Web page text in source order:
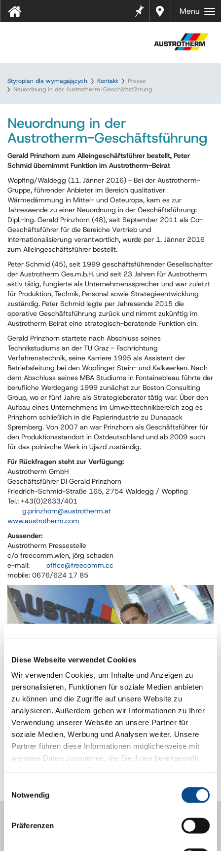
Diese Webseite verwendet Cookies
Wir verwenden Cookies, um Inhalte und Anzeigen zu
personalisieren, Funktionen für soziale Medien anbieten
zu können und die Zugriffe auf unsere Website zu
analysieren. Außerdem geben wir Informationen zu Ihrer
Verwendung unserer Website an unsere Partner für
soziale Medien, Werbung und Analysen weiter. Unsere
Partner führen diese Informationen möglicherweise mit
weiteren Daten zusammen, die Sie ihnen bereitgestellt
Notwendig
Präferenzen
Gdzie
kupić
Notes
Menu
Styropian dla wymagających Kontakt
Presse
Neuordnung in der Austrotherm-Geschäftsführung
Neuordnung in der
Austrotherm-Geschäftsführung
Gerald Prinzhorn zum Alleingeschäftsführer bestellt, Peter
Schmid übernimmt Funktion im Austrotherm-Beirat
Wopfing/Waldegg (11. Jänner 2016) - Bei der Austrotherm-
Gruppe, führender Anbieter im Bereich qualitativer
Wärmedämmung in Mittel- und Osteuropa, kam es zur
Jahreswende zu einer Neuordnung in der Geschäftsführung:
Dipl.-Ing. Gerald Prinzhorn (48), seit September 2011 als Co-
Geschäftsführer für die Bereiche Vertrieb und
Internationalisierung verantwortlich, wurde per 1. Jänner 2016
zum Alleingeschäftsführer bestellt.
Peter Schmid (45), seit 1999 geschäftsführender Gesellschafter
der Austrotherm Ges.m.b.H. und seit 23 Jahren für Austrotherm
aktiv tätig, fungierte als Unternehmenssprecher und war zuletzt
für Produktion, Technik, Personal sowie Strategieentwicklung
zuständig. Peter Schmid legte per Jahresende 2015 die
operative Geschäftsführung zurück und nimmt zukünftig im
Austrotherm Beirat eine strategisch-beratende Funktion ein.
Gerald Prinzhorn startete nach Abschluss seines
Technikstudiums an der TU Graz - Fachrichtung
Verfahrenstechnik, seine Karriere 1995 als Assistent der
Betriebsleitung bei den Wopfinger Stein- und Kalkwerken. Nach
dem Abschluss seines MBA Studiums in Fontainebleau führte der
berufliche Werdegang 1999 zunächst zur Boston Consulting
Group, wo er fünf Jahre als Strategieberater tätig war. Über den
Aufbau eines Unternehmens im Umwelttechnikbereich zog es
Prinzhorn schließlich in die Papierindustrie zu Dunapack
Spremberg. Von 2007 an war Prinzhorn als Geschäftsführer für
den Produktionsstandort in Ostdeutschland und ab 2009 auch
für das polnische Werk in Ujazd zuständig.
Für Rückfragen steht zur Verfügung:
Austrotherm GmbH
Geschäftsführer DI Gerald Prinzhorn
Friedrich-Schmid-Straße 165, 2754 Waldegg / Wopfing
Tel.: +43(0)2633/401
g.prinzhorn@austrotherm.at
www.austrotherm.com
Aussender:
Austrotherm Pressestelle
c/o freecomm.wien, jörg schaden
e-mail:
office@freecomm.cc
mobile: 0676/624 17 85
Dipl.-Ing. Gerald Prinzhorn (links), seit 1. Jänner 2016
Alleingeschäftsführer der Austrotherm-Gruppe. Peter Schmid
wechselt per Jahresende 2015 in den Austrotherm Beirat.
Fotocredit: Austrotherm, Abdruck honorarfrei.
ANSPRECHPERSONEN